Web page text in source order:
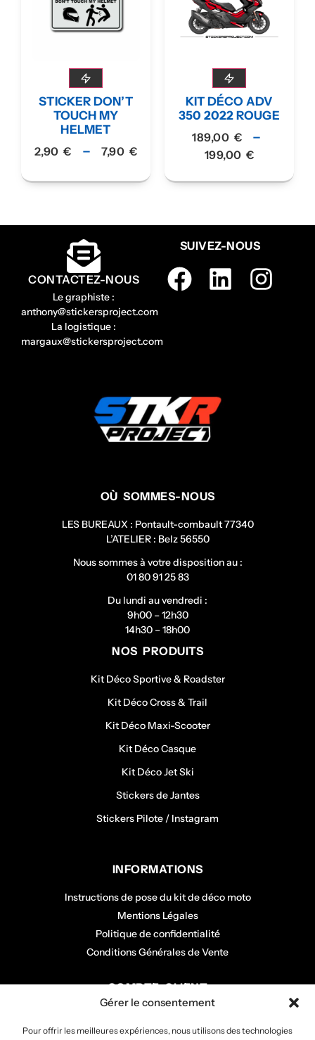
Gérer le consentement
Pour offrir les meilleures expériences, nous utilisons des technologies
STICKER DON’T
TOUCH MY
HELMET
2,90€ – 7,90 €
KIT DÉCO ADV
350 2022 ROUGE
189,00 € –
199,00 €
CONTACTEZ-NOUS
Le graphiste :
anthony@stickersproject.com
La logistique :
margaux@stickersproject.com
SUIVEZ-NOUS
OÙ SOMMES-NOUS
LES BUREAUX : Pontault-combault 77340
L’ATELIER : Belz 56550
Nous sommes à votre disposition au :
01 80 91 25 83
Du lundi au vendredi :
9h00 – 12h30
14h30 – 18h00
NOS PRODUITS
Kit Déco Sportive & Roadster
Kit Déco Cross & Trail
Kit Déco Maxi-Scooter
Kit Déco Casque
Kit Déco Jet Ski
Stickers de Jantes
Stickers Pilote / Instagram
INFORMATIONS
Instructions de pose du kit de déco moto
Mentions Légales
Politique de confidentialité
Conditions Générales de Vente
COMPTE CLIENT
Mon compte